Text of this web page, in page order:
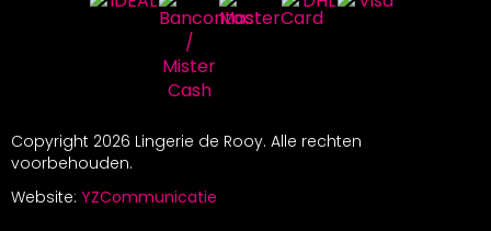
Copyright 2026 Lingerie de Rooy. Alle rechten
voorbehouden.
Website: YZCommunicatie